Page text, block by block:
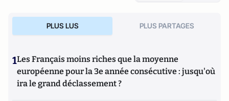
PLUS LUS PLUS PARTAGES
1Les Français moins riches que la moyenne
européenne pour la 3e année consécutive : jusqu'où
ira le grand déclassement ?